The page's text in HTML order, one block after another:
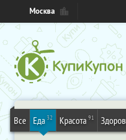
Москва
Все Еда 32 Красота 91